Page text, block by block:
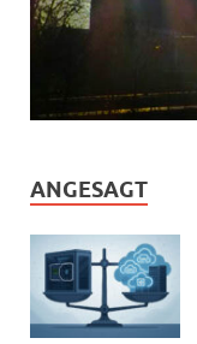
ANGESAGT